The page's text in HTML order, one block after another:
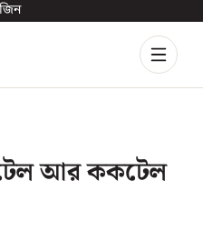
আর ককটেল